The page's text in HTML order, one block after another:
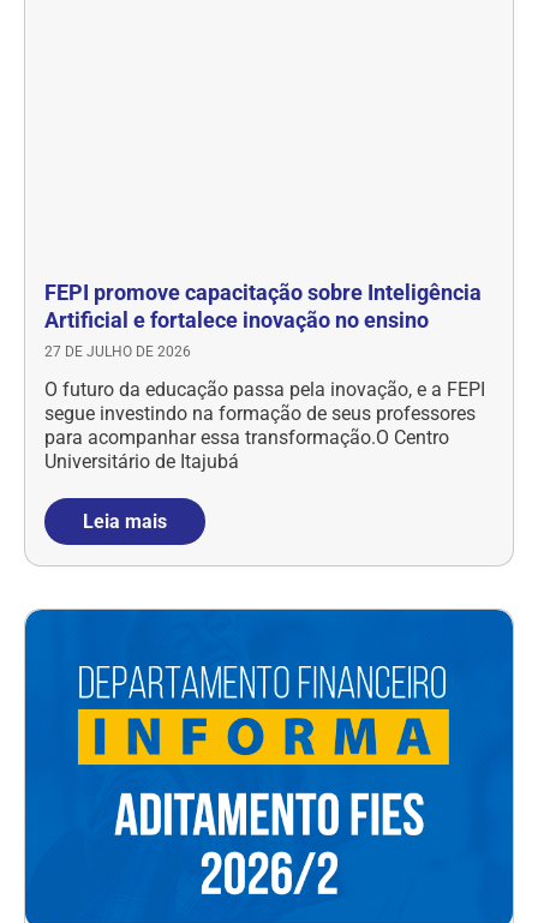
FEPI promove capacitação sobre Inteligência
Artificial e fortalece inovação no ensino
27 DE JULHO DE 2026
O futuro da educação passa pela inovação, e a FEPI
segue investindo na formação de seus professores
para acompanhar essa transformação.O Centro
Universitário de Itajubá
Leia mais